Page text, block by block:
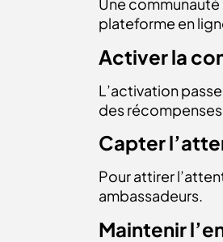
Une
plateforme en
Activer la
L’activation
des
Capter
Pour attirer
ambassadeurs.
Maintenir